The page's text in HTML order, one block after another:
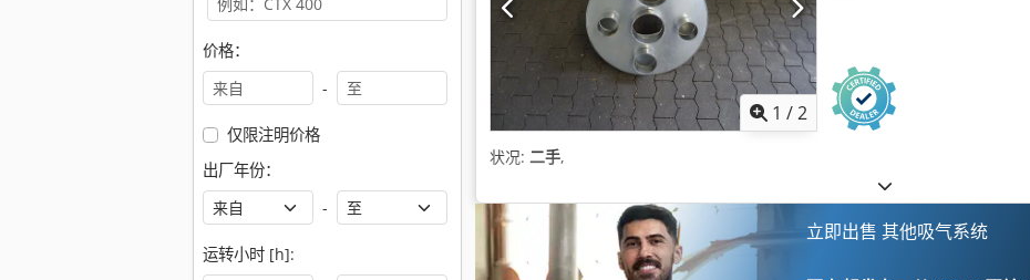
价格：
-
仅限注明价格
出厂年份：
-
运转小时 [h]:
1 /2
状况: 二手,
立即出售 其他吸气系统